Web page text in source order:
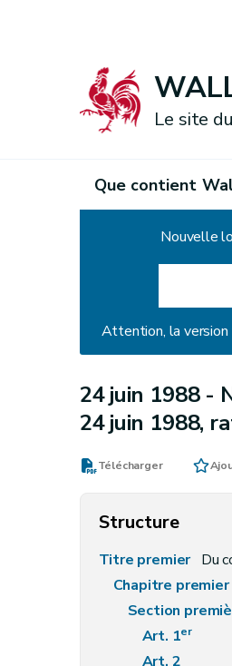
Le site
Que contient
Nouvelle
Attention, la
24 juin 1988 -
24 juin 1988,
Télécharger
Structure
Titre premier Du
Chapitre premier
Section
Art. 1er
Art. 2